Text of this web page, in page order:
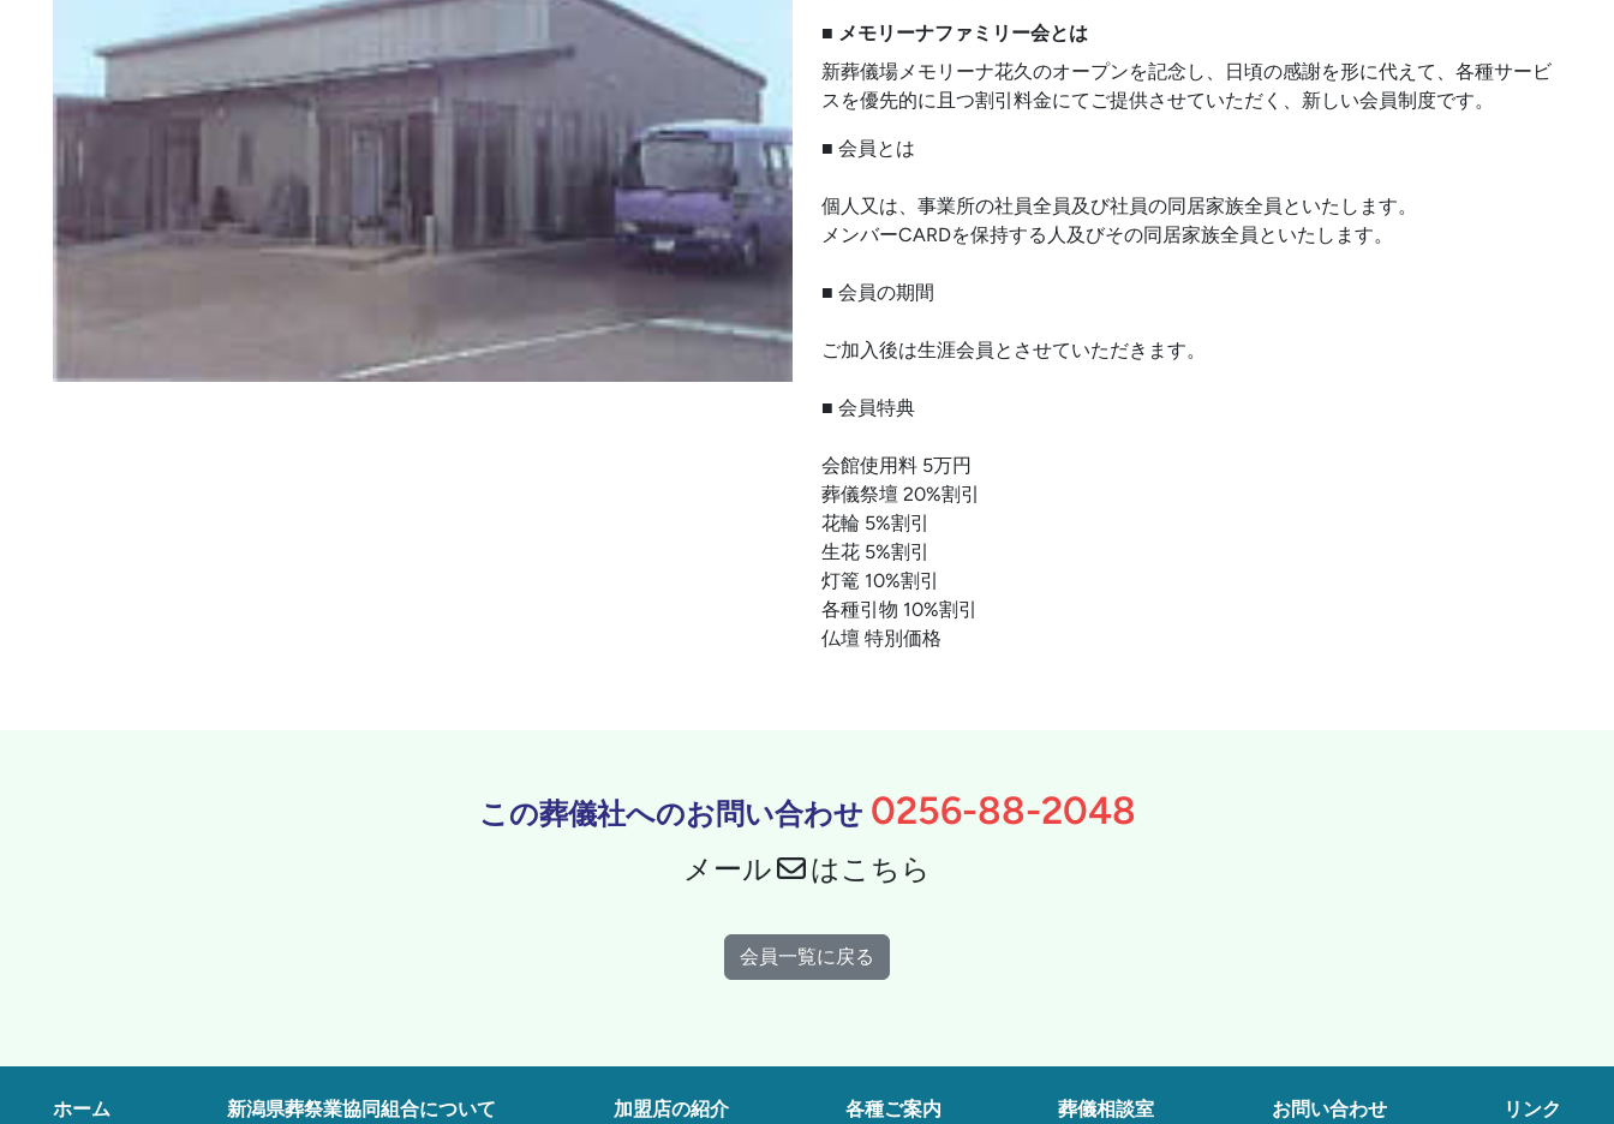
■ メモリーナファミリー会とは
新葬儀場メモリーナ花久のオープンを記念し、日頃の感謝を形に代えて、各種サービ
スを優先的に且つ割引料金にてご提供させていただく、新しい会員制度です。
■ 会員とは
個人又は、事業所の社員全員及び社員の同居家族全員といたします。
メンバーCARDを保持する人及びその同居家族全員といたします。
■ 会員の期間
ご加入後は生涯会員とさせていただきます。
■ 会員特典
会館使用料 5万円
葬儀祭壇 20%割引
花輪 5%割引
生花 5%割引
灯篭 10%割引
各種引物 10%割引
仏壇 特別価格
この葬儀社へのお問い合わせ 0256-88-2048
メール はこちら
会員一覧に戻る
ホーム 新潟県葬祭業協同組合について 加盟店の紹介 各種ご案内 葬儀相談室 お問い合わせ リンク